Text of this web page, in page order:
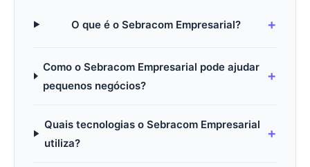
O que é o Sebracom Empresarial?
Como o Sebracom Empresarial pode ajudar
pequenos negócios?
Quais tecnologias o Sebracom Empresarial
utiliza?